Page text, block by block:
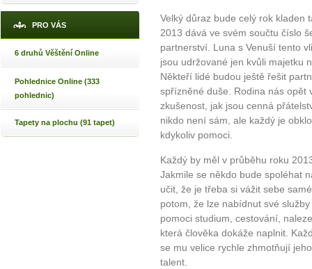
PRO VÁS
6 druhů Věštění Online
Pohlednice Online (333
pohlednic)
Tapety na plochu (91 tapet)
Velký důraz bude celý rok kladen
2013 dává ve svém součtu číslo
partnerství. Luna s Venuší tento
jsou udržované jen kvůli majetku
Někteří lidé budou ještě řešit
spřízněné duše. Rodina nás opět
zkušenost, jak jsou cenná
nikdo není sám, ale každý je
kdykoliv pomoci.
Každý by měl v průběhu roku
Jakmile se někdo bude spoléhat
učit, že je třeba si vážit sebe
potom, že lze nabídnut své
pomoci studium, cestování,
která člověka dokáže naplnit.
se mu velice rychle zhmotňují
talent.